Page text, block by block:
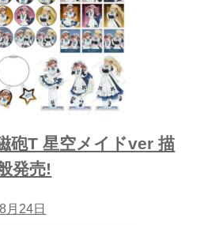
砲T 星​空メイドver 描
発売!
月24日